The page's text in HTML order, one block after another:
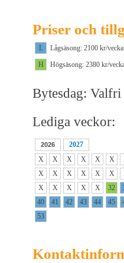
Priser och
L
Lågsäsong: 2100 kr/
H
Högsäsong: 2380 kr/
Bytesdag: Valfri
Lediga veckor:
2026
2027
X
X X X X X
X
X X X X X
X
X X X X 32
40
41 42 43 44 45
53